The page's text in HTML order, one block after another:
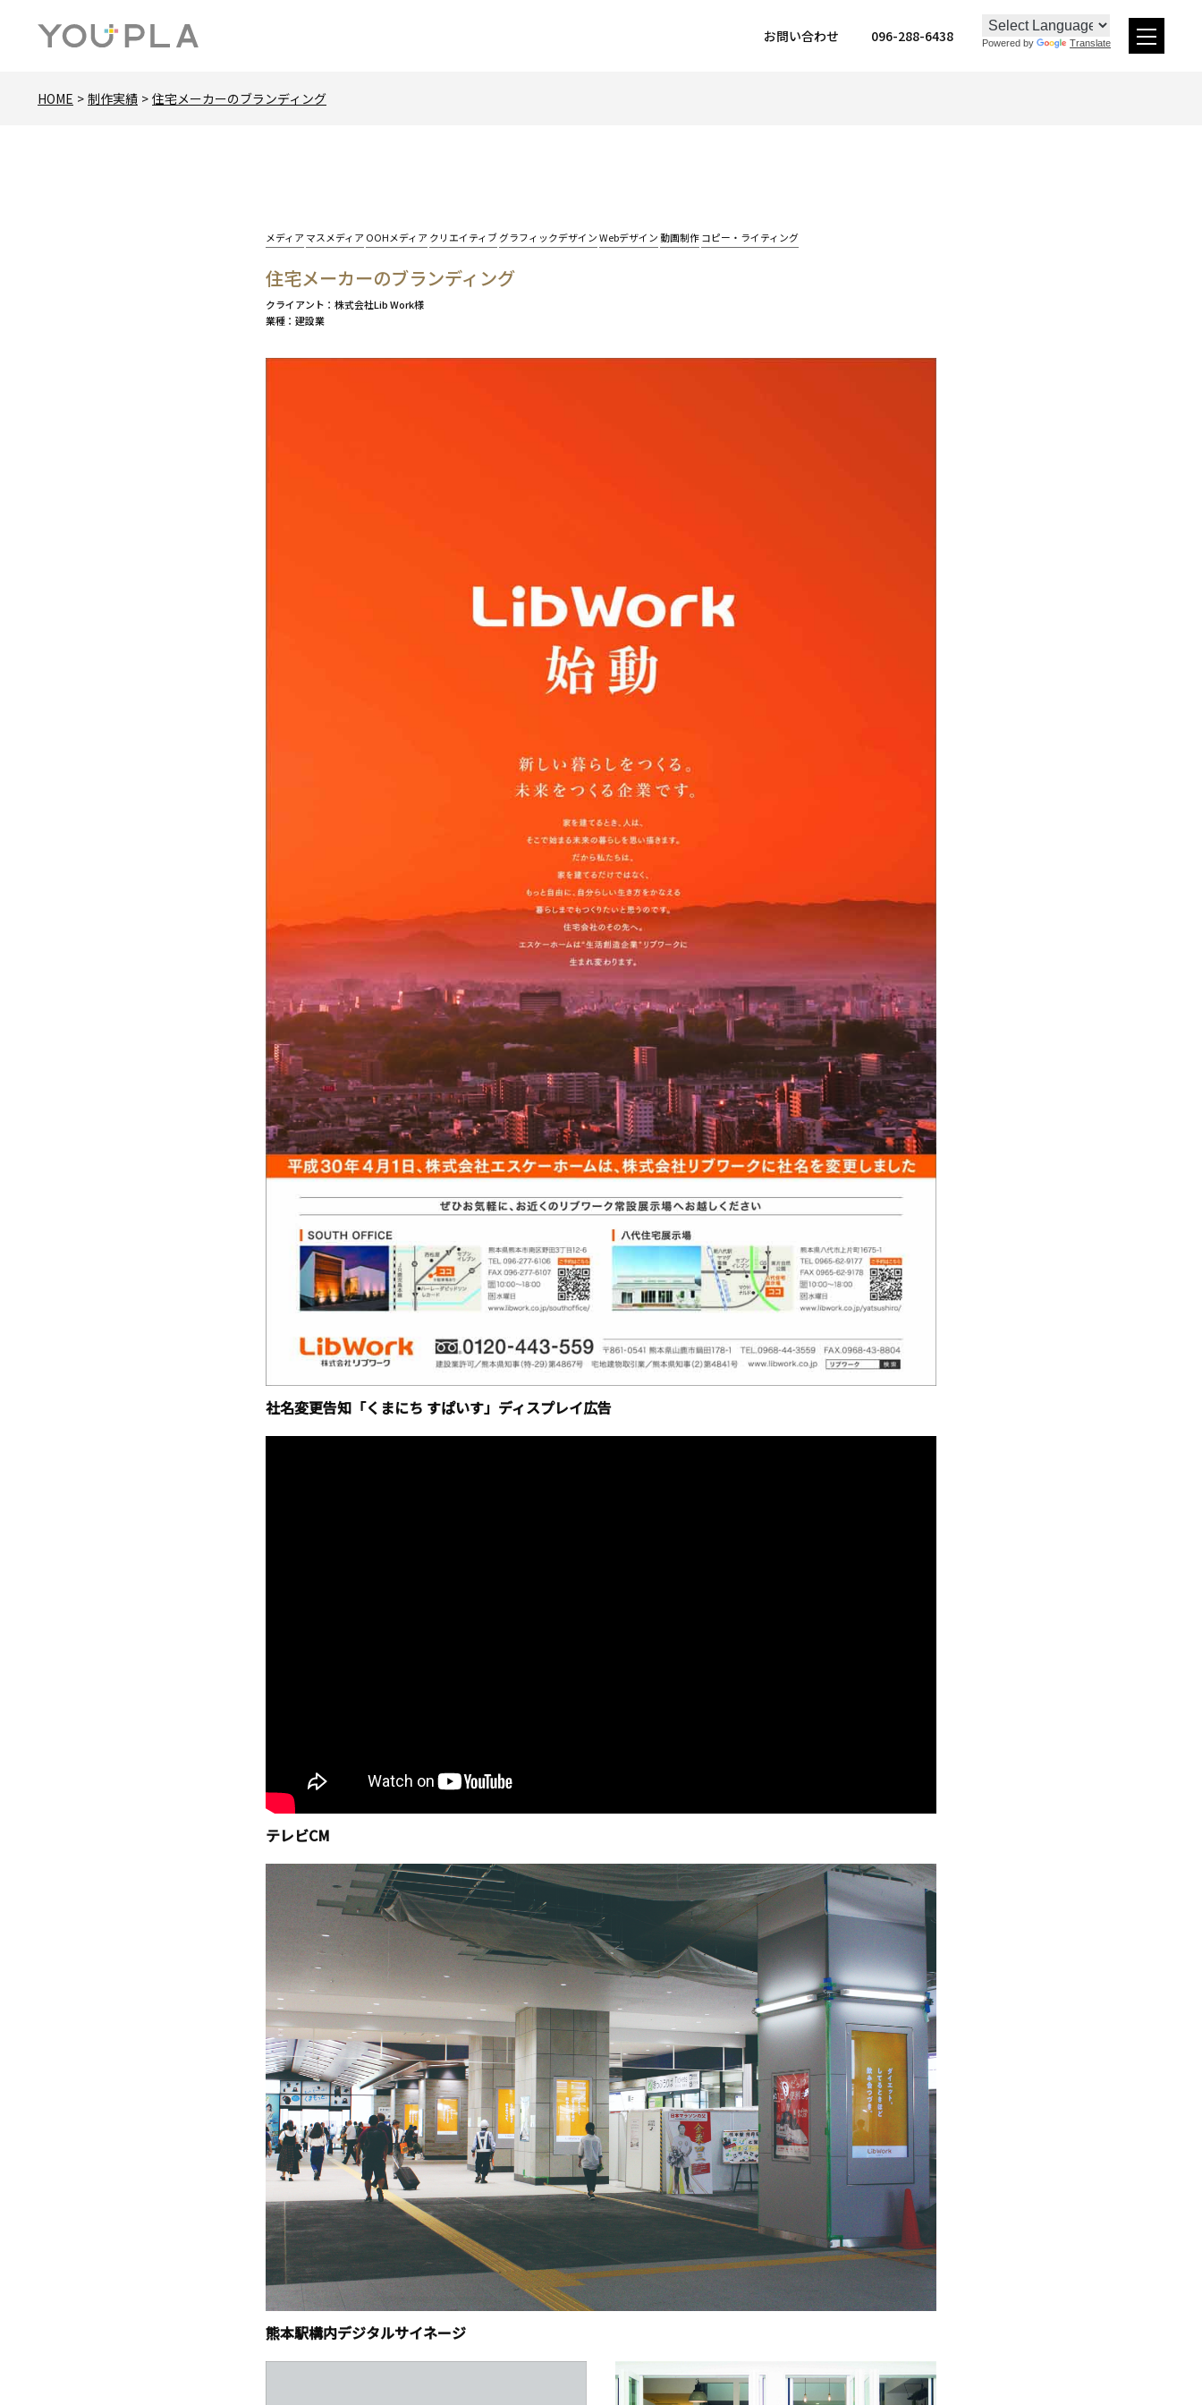
お問い合わせ 096-288-6438 Powered by Translate
HOME 制作実績 住宅メーカーのブランディング
カ
ゴ
メディア マスメディア OOHメディア クリエイティブグラフィックデザインWebデザイン動画制作コピー・ライティング
住宅メーカーのブランディング
クライアント
株式会社Lib Work様
業種
建設業
社名変更告知「くまにち すぱいす」ディスプレイ広告
テレビCM
熊本駅構内デジタルサイネージ